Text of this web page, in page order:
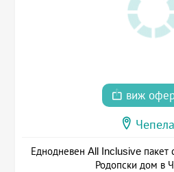
виж
Еднодневен All Inclusive пакет
Родопски дом в